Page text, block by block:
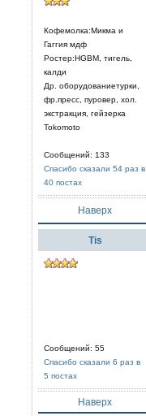
Кофемолка:Микма и
Гаггия мдф
Ростер:HGBM, тигель,
калди
Др. оборудованиетурки,
фр.пресс, пуровер, хол.
экстракция, гейзерка
Tokomoto
Сообщений: 133
Спасибо сказали 54 раз в
40 постах
Наверх
Tis
Сообщений: 55
Спасибо сказали 6 раз в
5 постах
Наверх